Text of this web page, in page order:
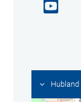
Hubland